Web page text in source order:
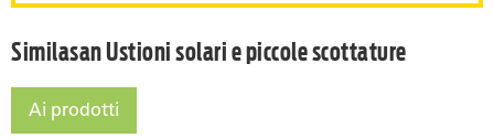
Similasan Ustioni solari e piccole scottature
Similasan Ustioni solari e piccole scottature
Ai prodotti